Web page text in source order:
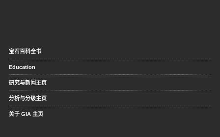
宝石百科全书
Education
研究与新闻主页
分析与分级主页
关于 GIA 主页